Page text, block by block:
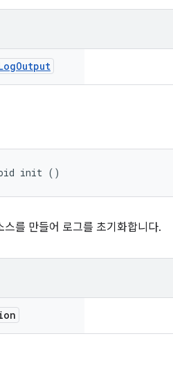
Output
init ()
스를 만들어 로그를 초기화합니다.